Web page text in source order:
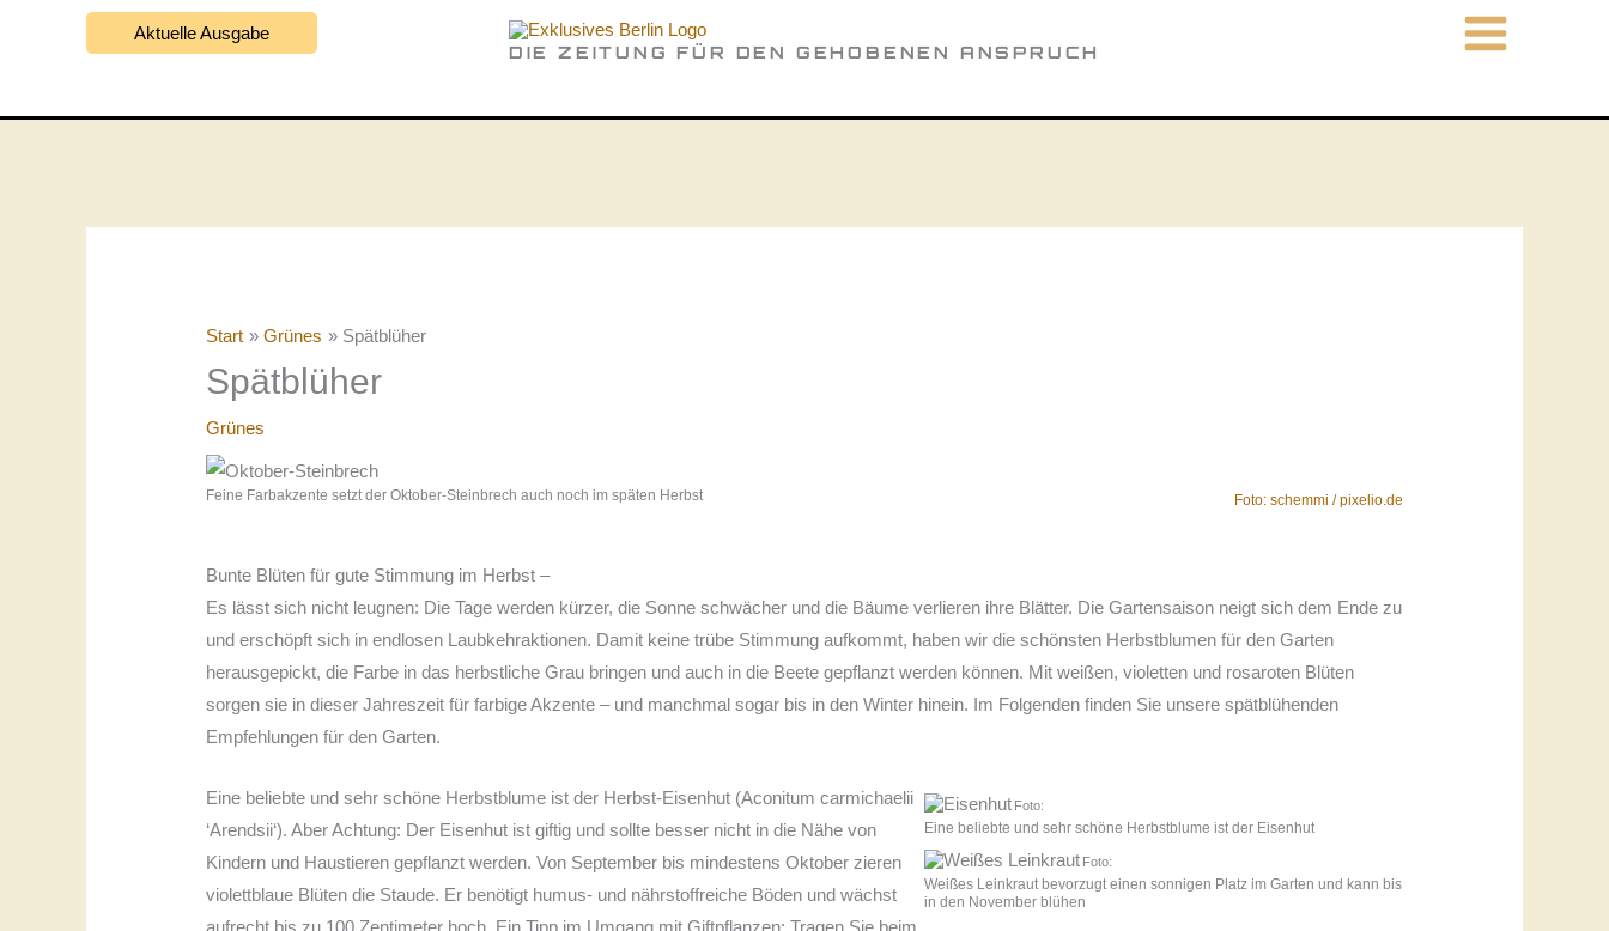
Aktuelle Ausgabe
DIE ZEITUNG FÜR DEN GEHOBENEN ANSPRUCH
Start Grünes Spätblüher
Spätblüher
Grünes
Feine Farbakzente setzt der Oktober-Steinbrech auch noch im späten Herbst Foto: schemmi / pixelio.de
Bunte Blüten für gute Stimmung im Herbst –
Es lässt sich nicht leugnen: Die Tage werden kürzer, die Sonne schwächer und die Bäume verlieren ihre Blätter. Die Gartensaison neigt sich dem Ende zu
und erschöpft sich in endlosen Laubkehraktionen. Damit keine trübe Stimmung aufkommt, haben wir die schönsten Herbstblumen für den Garten
herausgepickt, die Farbe in das herbstliche Grau bringen und auch in die Beete gepflanzt werden können. Mit weißen, violetten und rosaroten Blüten
sorgen sie in dieser Jahreszeit für farbige Akzente – und manchmal sogar bis in den Winter hinein. Im Folgenden finden Sie unsere spätblühenden
Empfehlungen für den Garten.
Eine beliebte und sehr schöne Herbstblume ist der Herbst-Eisenhut (Aconitum carmichaelii
‘Arendsii‘). Aber Achtung: Der Eisenhut ist giftig und sollte besser nicht in die Nähe von
Kindern und Haustieren gepflanzt werden. Von September bis mindestens Oktober zieren
violettblaue Blüten die Staude. Er benötigt humus- und nährstoffreiche Böden und wächst
aufrecht bis zu 100 Zentimeter hoch. Ein Tipp im Umgang mit Giftpflanzen: Tragen Sie beim
Foto:
Eine beliebte und sehr schöne Herbstblume ist der Eisenhut
Foto:
Weißes Leinkraut bevorzugt einen sonnigen Platz im Garten und kann bis
in den November blühen